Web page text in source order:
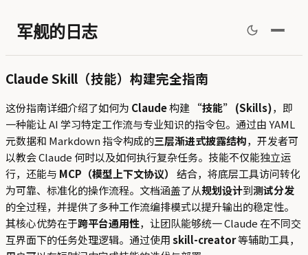
军舰的日志
Claude Skill（技能）构建完全指南
这份指南详细介绍了如何为 Claude构建 “技能” (Skills)，即
一种能让 AI 学习特定工作流与专业知识的指令包。通过由 YAML
元数据和 Markdown 指令构成的三层渐进式披露结构，开发者可
以教会 Claude 何时以及如何执行复杂任务。技能不仅能独立运
行，还能与 MCP（模型上下文协议）
结合，将底层工具访问转化
为可靠、标准化的操作流程。文档涵盖了从规划设计到测试分发
的全过程，并提供了多种工作流编排模式以提升输出的稳定性。
其核心优势在于跨平台通用性，让团队能够统一 Claude 在不同交
互界面下的任务处理逻辑。通过使用skill-creator等辅助工具，